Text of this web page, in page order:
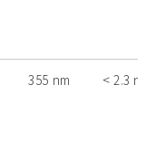
355 nm < 2.3